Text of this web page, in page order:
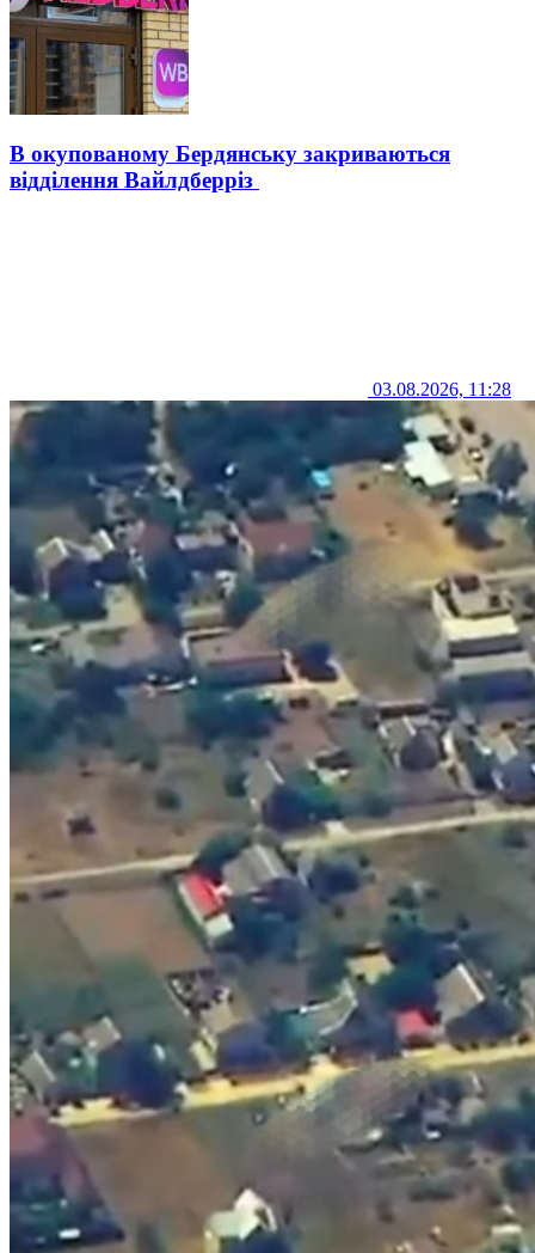
В окупованому Бердянську закриваються
відділення Вайлдберріз
03.08.2026, 11:28